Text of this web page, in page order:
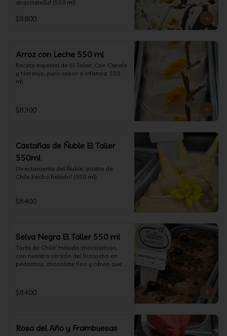
stracciatella! (550 ml)
$8.800
Arroz con Leche 550 ml
Receta especial de El Taller. Con Canela
y Naranja, puro sabor a infancia. 550
ml
$8.300
Castañas de Ñuble El Taller
550ml
Directamente del Ñuble, postre de
Chile hecho helado! (550 ml)
$8.400
Selva Negra El Taller 550 ml
Torta de Chile! Helado chocolatoso,
con nuestra versión del bizcocho en
pedacitos, chocolate fino y obvio que
$8.400
Rosa del Año y Frambuesas